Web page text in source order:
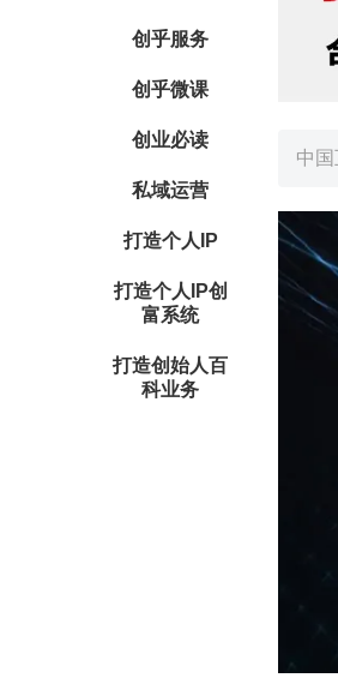
创乎服务
创乎微课
创业必读
私域运营
打造个人IP
打造个人IP创
富系统
打造创始人百
科业务
中